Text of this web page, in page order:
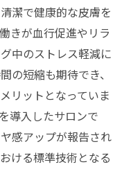
潔で健康的な皮膚を
きが血行促進やリラ
中のストレス軽減に
の短縮も期待でき、
リットとなっていま
導入したサロンで
感アップが報告され
ける標準技術となる